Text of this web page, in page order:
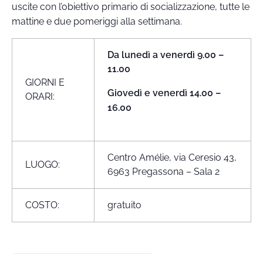
uscite con l’obiettivo primario di socializzazione, tutte le
mattine e due pomeriggi alla settimana.
GIORNI E
ORARI:
Da lunedì a venerdì 9.00 –
11.00
Giovedì e venerdì 14.00 –
16.00
LUOGO:
Centro Amélie, via Ceresio 43,
6963 Pregassona – Sala 2
COSTO: gratuito